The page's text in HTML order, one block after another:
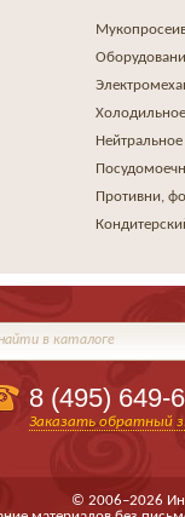
Противни,
в каталоге
8 (495) 649-
Заказать обратный
© 2006–2026